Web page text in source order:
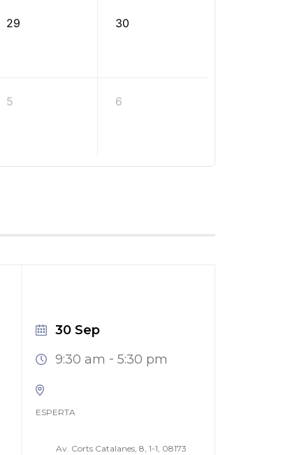
29 30
5 6
30 Sep
9:30 am - 5:30 pm
ESPERTA
Av. Corts Catalanes, 8, 1-1, 08173